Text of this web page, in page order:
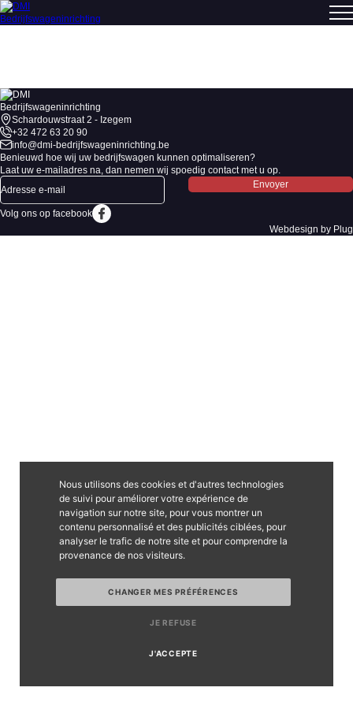
Nous utilisons des cookies et d'autres technologies
de suivi pour améliorer votre expérience de
navigation sur notre site, pour vous montrer un
contenu personnalisé et des publicités ciblées, pour
analyser le trafic de notre site et pour comprendre la
provenance de nos visiteurs.
J'ACCEPTE
JE REFUSE
CHANGER MES PRÉFÉRENCES
Schardouwstraat 2 - Izegem
+32 472 63 20 90
info@dmi-bedrijfswageninrichting.be
Benieuwd hoe wij uw bedrijfswagen kunnen optimaliseren?
Laat uw e-mailadres na, dan nemen wij spoedig contact met u op.
Envoyer
Volg ons op facebook
Webdesign by Plug